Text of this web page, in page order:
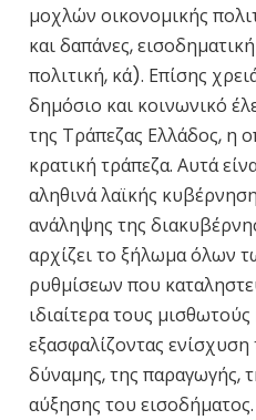
μοχλών οικονομικής
και δαπάνες,
πολιτική, κά). Επίσης
δημόσιο και κοινωνικό
της Τράπεζας Ελλάδος, η
κρατική τράπεζα. Αυτά
αληθινά λαϊκής
ανάληψης της
αρχίζει το ξήλωμα όλων
ρυθμίσεων που
ιδιαίτερα τους
εξασφαλίζοντας ενίσχυση
δύναμης, της παραγωγής,
αύξησης του